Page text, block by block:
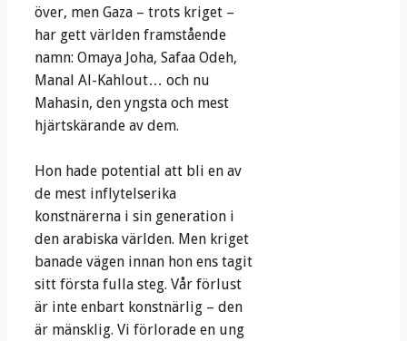
över, men Gaza – trots kriget –
har gett världen framstående
namn: Omaya Joha, Safaa Odeh,
Manal Al-Kahlout… och nu
Mahasin, den yngsta och mest
hjärtskärande av dem.
Hon hade potential att bli en av
de mest inflytelserika
konstnärerna i sin generation i
den arabiska världen. Men kriget
banade vägen innan hon ens tagit
sitt första fulla steg. Vår förlust
är inte enbart konstnärlig – den
är mänsklig. Vi förlorade en ung